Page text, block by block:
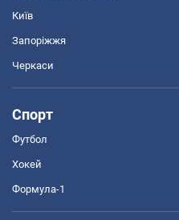
Київ
Запоріжжя
Черкаси
Спорт
Футбол
Хокей
Формула-1